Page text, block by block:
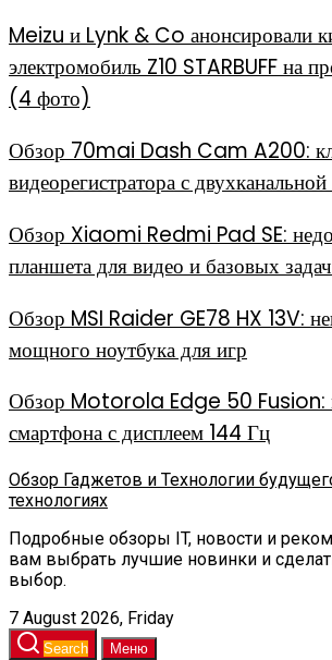
Meizu и Lynk & Co анонсировали
электромобиль Z10 STARBUFF на
(4 фото)
Обзор 70mai Dash Cam A200:
видеорегистратора с
Обзор Xiaomi Redmi Pad SE:
планшета для видео и базовых задач
Обзор MSI Raider GE78 HX 13V:
мощного ноутбука для игр
Обзор Motorola Edge 50 Fusion:
смартфона с дисплеем 144 Гц
Обзор Гаджетов и Технологии
технологиях
Подробные обзоры IT, новости и
вам выбрать лучшие новинки и
выбор.
7 August 2026, Friday
Search Меню